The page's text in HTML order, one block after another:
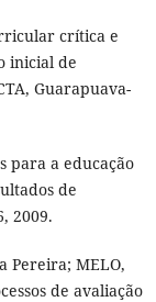
crítica e
inicial de
Guarapuava-
para a educação
de
2009.
Pereira; MELO,
de avaliação